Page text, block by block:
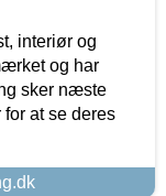
interiør og
og har
sker næste
at se deres